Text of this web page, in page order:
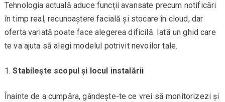
Tehnologia actuală aduce funcții avansate precum notificări
în timp real, recunoaștere facială și stocare în cloud, dar
oferta variată poate face alegerea dificilă. Iată un ghid care
te va ajuta să alegi modelul potrivit nevoilor tale.
Stabilește scopul și locul instalării
Înainte de a cumpăra, gândește-te ce vrei să monitorizezi și